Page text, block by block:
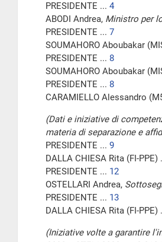
PRESIDENTE ... 4
ABODI Andrea, Ministro per
PRESIDENTE ... 7
SOUMAHORO Aboubakar
PRESIDENTE ... 8
SOUMAHORO Aboubakar
PRESIDENTE ... 8
CARAMIELLO Alessandro
(Dati e iniziative di
materia di separazione e
PRESIDENTE ... 9
DALLA CHIESA Rita (FI-PPE)
PRESIDENTE ... 12
OSTELLARI Andrea,
PRESIDENTE ... 13
DALLA CHIESA Rita (FI-PPE)
(Iniziative volte a garantire